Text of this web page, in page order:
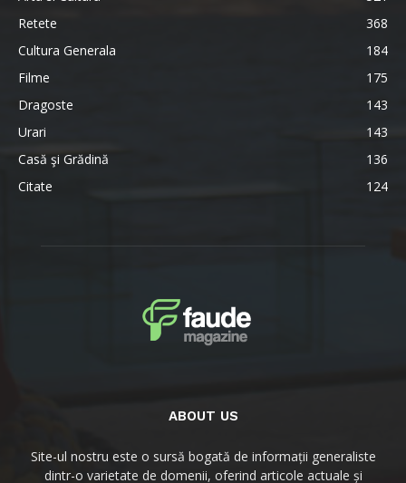
Retete
368
Cultura Generala
184
Filme
175
Dragoste
143
Urari
143
Casă şi Grădină
136
Citate
124
ABOUT US
Site-ul nostru este o sursă bogată de informații generaliste
dintr-o varietate de domenii, oferind articole actuale și